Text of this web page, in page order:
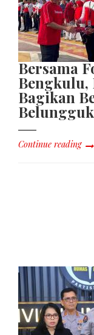
Bersama
Bengkulu,
Bagikan
Continue reading